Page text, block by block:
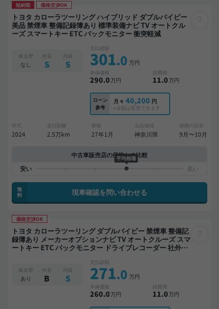
短納期 価格交渉OK
トヨタ カローラツーリング ハイブリッド ダブルバイビー
美品 禁煙車 整備記録簿あり 標準装備ナビ TV オートクル
ーズ スマートキー ETC バックモニター 衝突軽減
板金歴
なし
外装
S
内装
S
支払総額
301.0 万円
本体価格
290.0万円
諸費用
11.0万円
ローン
参考
月々 40,200 円
※金額は変更できます。
年式
2024
走行距離
2.5万km
車検
27年1月
出品地域
神奈川県
納期の目安
9月〜10月
中古車販売店の価格との比較
平均相場
無
料
現車確認を問い合わせる
価格交渉OK
トヨタ カローラツーリング ダブルバイビー 禁煙車 整備記
録簿あり メーカーオプションナビ TV オートクルーズ スマ
ートキー ETC バックモニター ドライブレコーダー 社外ア
板金歴
あり
外装
B
内装
S
支払総額
271.0 万円
本体価格
260.0万円
諸費用
11.0万円